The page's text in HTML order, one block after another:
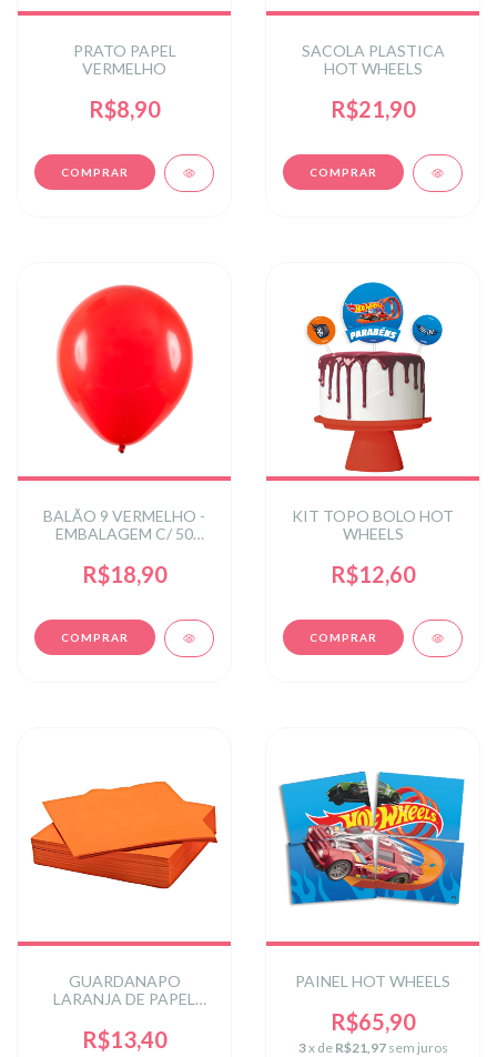
PRATO PAPEL
VERMELHO
R$8,90
SACOLA PLASTICA
HOT WHEELS
R$21,90
BALÃO 9 VERMELHO -
EMBALAGEM C/ 50
R$18,90
KIT TOPO BOLO HOT
WHEELS
R$12,60
GUARDANAPO
LARANJA DE PAPEL
33X33CM C/ 1UN
R$13,40
PAINEL HOT WHEELS
R$65,90
3x de R$21,97 sem juros